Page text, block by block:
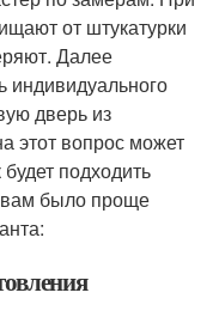
от штукатурки
Далее
индивидуального
дверь из
этот вопрос может
подходить
было проще